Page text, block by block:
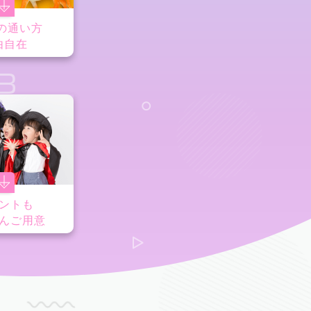
通い方
自在
トも
ご用意